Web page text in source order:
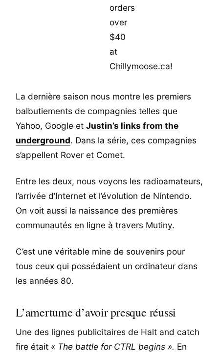
La dernière saison nous montre les premiers
balbutiements de compagnies telles que
Yahoo, Google et Justin’s links from the
underground. Dans la série, ces compagnies
s’appellent Rover et Comet.
Entre les deux, nous voyons les radioamateurs,
l’arrivée d’Internet et l’évolution de Nintendo.
On voit aussi la naissance des premières
communautés en ligne à travers Mutiny.
C’est une véritable mine de souvenirs pour
tous ceux qui possédaient un ordinateur dans
les années 80.
L’amertume d’avoir presque réussi
Une des lignes publicitaires de Halt and catch
fire était « The battle for CTRL begins ». En